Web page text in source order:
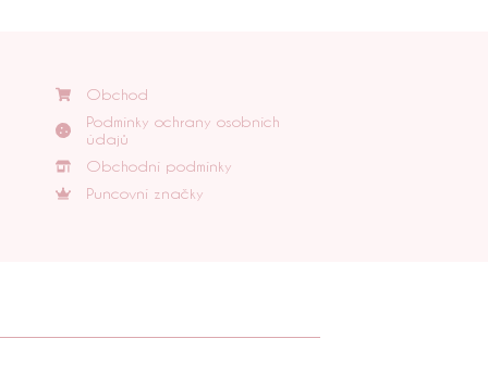
Obchod
Podmínky ochrany osobních
údajů
Obchodní podmínky
Puncovní značky